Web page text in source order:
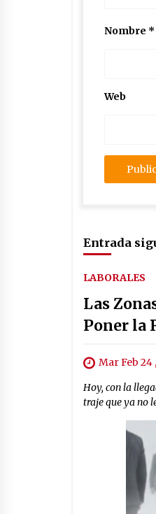
Nombre *
Web
Entrada
LABORALES
Las
Poner la
Mar Feb 24
Hoy, con la
traje que ya no